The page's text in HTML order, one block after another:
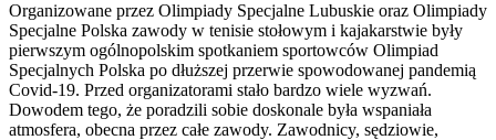
Organizowane przez Olimpiady Specjalne Lubuskie oraz Olimpiady
Specjalne Polska zawody w tenisie stołowym i kajakarstwie były
pierwszym ogólnopolskim spotkaniem sportowców Olimpiad
Specjalnych Polska po dłuższej przerwie spowodowanej pandemią
Covid-19. Przed organizatorami stało bardzo wiele wyzwań.
Dowodem tego, że poradzili sobie doskonale była wspaniała
atmosfera, obecna przez całe zawody. Zawodnicy, sędziowie,